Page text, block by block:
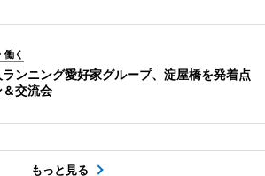
働く
ンニング愛好家グループ、淀屋橋を発着点
＆交流会
もっと見る